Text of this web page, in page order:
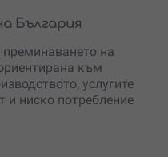
България
на
към
услугите
ниско потребление